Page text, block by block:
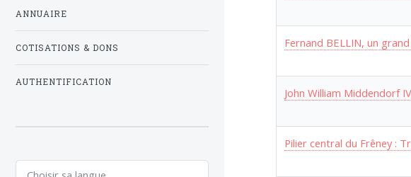
Fernand BELLIN, un
John William Middendorf
Pilier central du Frêney :
ANNUAIRE
COTISATIONS & DONS
AUTHENTIFICATION